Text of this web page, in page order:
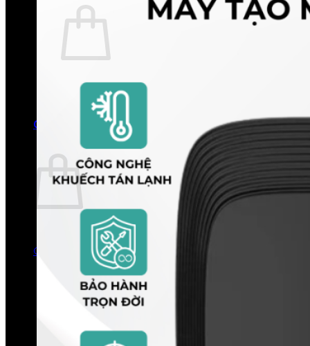
Quay trở lại cửa hàng
0
Giỏ hàng
Chưa có sản phẩm trong giỏ hàng.
Quay trở lại cửa hàng